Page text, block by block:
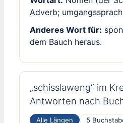
Adverb;
Anderes Wort für:
dem Bauch heraus.
„schisslaweng“ im
Antworten nach
Alle Längen 5